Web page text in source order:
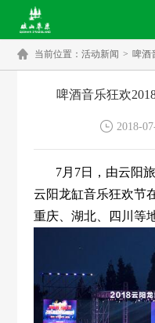
 当前位置：活动新闻 > 啤酒
啤酒音乐狂欢
 2018-
7月7日，由云阳
云阳龙缸音乐狂欢节
重庆、湖北、四川等